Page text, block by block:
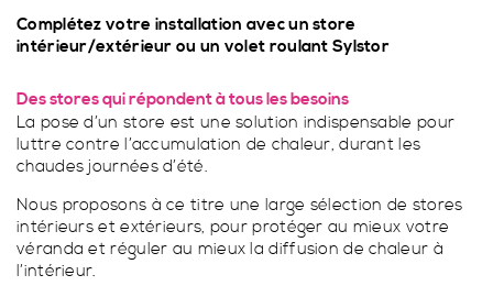
TOIT PLAT
PAR SYLSTOR
DES PORTAILS TOUS STYLES
Stores extérieurs
Volets roulants
Accessoires pour véranda
Fermetures
Portes Sylstor
Porte fenêtres 2 battants oscillo-battant
Fenêtres et porte fenêtres 2 battants
Porte fenêtre coulissante à 2 vantaux
Fenêtres 2 battants oscillo-battant
Porte fenêtre coulissante à 2 vantaux à galandage
Spa
Spa à Wittelsheim
Spa parfaitement intégré à Habsheim
Spa Sport
Complétez votre installation avec un store
intérieur/extérieur ou un volet roulant Sylstor
Des stores qui répondent à tous les besoins
La pose d’un store est une solution indispensable pour
luttre contre l’accumulation de chaleur, durant les
chaudes journées d’été.
Nous proposons à ce titre une large sélection de stores
intérieurs et extérieurs, pour protéger au mieux votre
véranda et réguler au mieux la diffusion de chaleur à
l’intérieur.